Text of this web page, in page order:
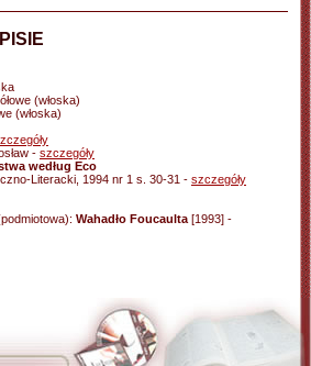
(włoska)
(włoska)
- szczegóły
według Eco
Literacki, 1994 nr 1 s. 30-31 - szczegóły
Wahadło Foucaulta [1993] -